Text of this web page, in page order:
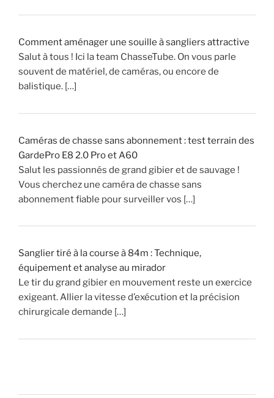
h
s
s
e
»
Comment aménager une souille à sangliers attractive
Salut à tous ! Ici la team ChasseTube. On vous parle
souvent de matériel, de caméras, ou encore de
balistique. […]
Caméras de chasse sans abonnement : test terrain des
GardePro E8 2.0 Pro et A60
Salut les passionnés de grand gibier et de sauvage !
Vous cherchez une caméra de chasse sans
abonnement fiable pour surveiller vos […]
Sanglier tiré à la course à 84m : Technique,
équipement et analyse au mirador
Le tir du grand gibier en mouvement reste un exercice
exigeant. Allier la vitesse d’exécution et la précision
chirurgicale demande […]